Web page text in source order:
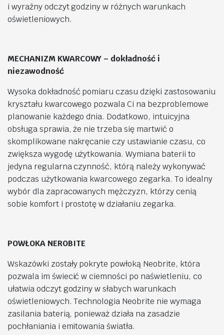
i wyraźny odczyt godziny w różnych warunkach
oświetleniowych.
MECHANIZM KWARCOWY – dokładność i
niezawodność
Wysoka dokładność pomiaru czasu dzięki zastosowaniu
kryształu kwarcowego pozwala Ci na bezproblemowe
planowanie każdego dnia. Dodatkowo, intuicyjna
obsługa sprawia, że nie trzeba się martwić o
skomplikowane nakręcanie czy ustawianie czasu, co
zwiększa wygodę użytkowania. Wymiana baterii to
jedyna regularna czynność, którą należy wykonywać
podczas użytkowania kwarcowego zegarka. To idealny
wybór dla zapracowanych mężczyzn, którzy cenią
sobie komfort i prostotę w działaniu zegarka.
POWŁOKA NEROBITE
Wskazówki zostały pokryte powłoką Neobrite, która
pozwala im świecić w ciemności po naświetleniu, co
ułatwia odczyt godziny w słabych warunkach
oświetleniowych. Technologia Neobrite nie wymaga
zasilania baterią, ponieważ działa na zasadzie
pochłaniania i emitowania światła.